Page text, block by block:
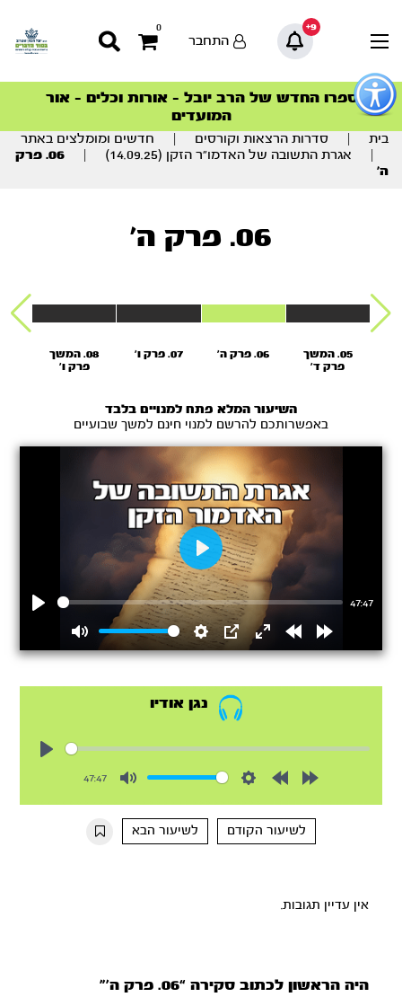
כפתור
לפתיחת
תפריט
9+
0
התחבר
סדרות הפודקאסטים
הסדרה המובילה החודש – דרך המלך
ספרו החדש של הרב יובל – אורות וכלים – אור
המועדים
הצטרפו למהפכת הבריאות הטבעית >
סדרות הפודקאסטים
הסדרה המובילה החודש – דרך המלך
תוכן
מרכזי
בית סדרות הרצאות וקורסים
חדשים ומומלצים באתר
אגרת התשובה של האדמו”ר הזקן (14.09.25)
06. פרק
ה’
06. פרק ה'
05. המשך
פרק ד'
06. פרק ה' 07. פרק ו'
08. המשך
פרק ו'
השיעור המלא פתח למנויים בלבד
באפשרותכם להרשם למנוי חינם למשך שבועיים
47:47
Mute Settings
PIP
EnterRewindForward
Play
נגן אודיו
47:47
10s
10s
לשיעור הקודם
לשיעור הבא
אין עדיין תגובות.
היה הראשון לכתוב סקירה “06. פרק ה’”